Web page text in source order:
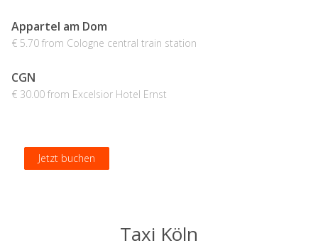
Jetzt buchen
Jetzt buchen
Appartel am Dom
€ 5.70 from Cologne central train station
Jetzt buchen
CGN
€ 30.00 from Excelsior Hotel Ernst
Jetzt buchen
Taxi Köln